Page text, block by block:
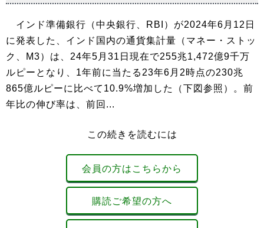
インド準備銀行（中央銀行、RBI）が2024年6月12日
に発表した、インド国内の通貨集計量（マネー・ストッ
ク、M3）は、24年5月31日現在で255兆1,472億9千万
ルピーとなり、1年前に当たる23年6月2時点の230兆
865億ルピーに比べて10.9%増加した（下図参照）。前
年比の伸び率は、前回...
この続きを読むには
会員の方はこちらから
購読ご希望の方へ